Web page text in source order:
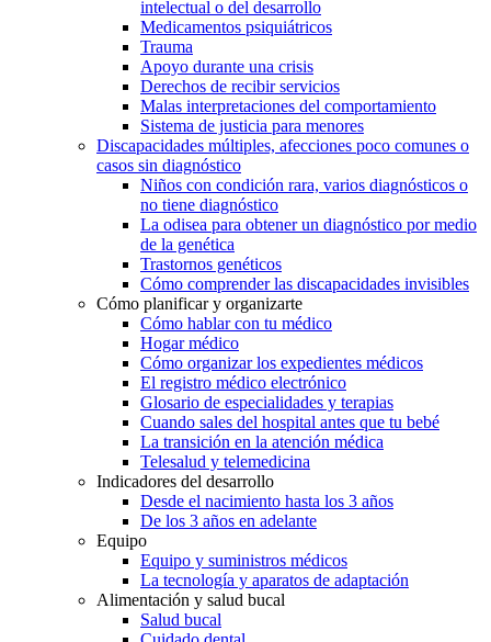
intelectual o del desarrollo
Medicamentos psiquiátricos
Trauma
Apoyo durante una crisis
Derechos de recibir servicios
Malas interpretaciones del comportamiento
Sistema de justicia para menores
Discapacidades múltiples, afecciones poco comunes o
casos sin diagnóstico
Niños con condición rara, varios diagnósticos o
no tiene diagnóstico
La odisea para obtener un diagnóstico por medio
de la genética
Trastornos genéticos
Cómo comprender las discapacidades invisibles
Cómo planificar y organizarte
Cómo hablar con tu médico
Hogar médico
Cómo organizar los expedientes médicos
El registro médico electrónico
Glosario de especialidades y terapias
Cuando sales del hospital antes que tu bebé
La transición en la atención médica
Telesalud y telemedicina
Indicadores del desarrollo
Desde el nacimiento hasta los 3 años
De los 3 años en adelante
Equipo
Equipo y suministros médicos
La tecnología y aparatos de adaptación
Alimentación y salud bucal
Salud bucal